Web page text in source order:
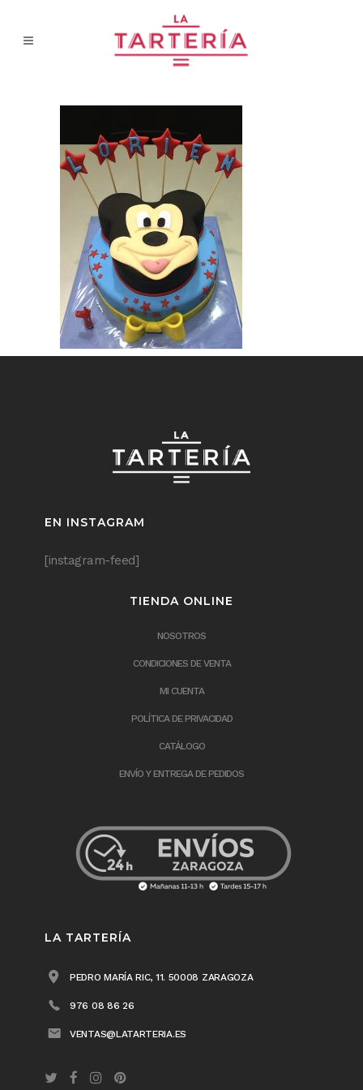
EN INSTAGRAM
[instagram-feed]
TIENDA ONLINE
NOSOTROS
CONDICIONES DE VENTA
MI CUENTA
POLÍTICA DE PRIVACIDAD
CATÁLOGO
ENVÍO Y ENTREGA DE PEDIDOS
LA TARTERÍA
PEDRO MARÍA RIC, 11. 50008 ZARAGOZA
976 08 86 26
VENTAS@LATARTERIA.ES